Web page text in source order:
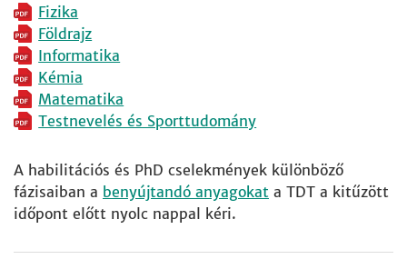
Fizika
Földrajz
Informatika
Kémia
Matematika
Testnevelés és Sporttudomány
A habilitációs és PhD cselekmények különböző
fázisaiban a benyújtandó anyagokat a TDT a kitűzött
időpont előtt nyolc nappal kéri.